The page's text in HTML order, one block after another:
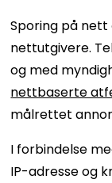
Sporing på
nettutgivere.
og med
nettbaserte
målrettet
I forbindelse
IP-adresse og